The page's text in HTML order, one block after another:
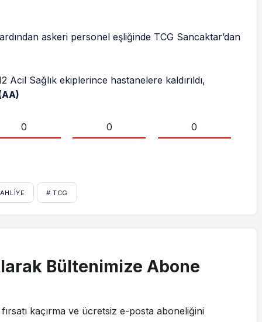
askeri personel eşliğinde TCG Sancaktar’dan
Acil Sağlık ekiplerince hastanelere kaldırıldı,
0 0 0
# TCG
Bültenimize Abone
kaçırma ve ücretsiz e-posta aboneliğini